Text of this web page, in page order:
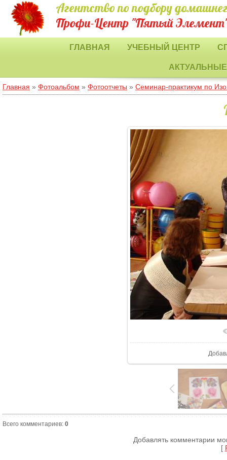
Агентство по подбору
Профи-Центр "Пятый
ГЛАВНАЯ УЧЕБНЫЙ ЦЕНТР
Главная » Фотоальбом » Фотоотчеты » Семинар-практикум по
В
Всего комментариев: 0
Добавлять комментарии
[